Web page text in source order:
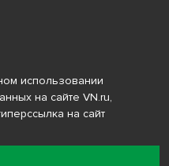
использовании
на сайте VN.ru,
на сайт